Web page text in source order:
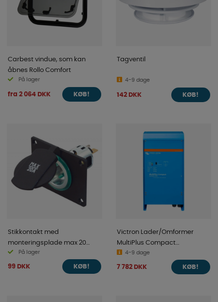
Carbest vindue, som kan
åbnes Rollo Comfort
På lager
fra 2 064 DKK KØB!
Tagventil
4-9 dage
142 DKK KØB!
Stikkontakt med
monteringsplade max 20
AmpPå lager
99 DKK KØB!
Victron Lader/Omformer
MultiPlus Compact
12/2000/80-30 230V VE.Bus
4-9 dage
7 782 DKK KØB!